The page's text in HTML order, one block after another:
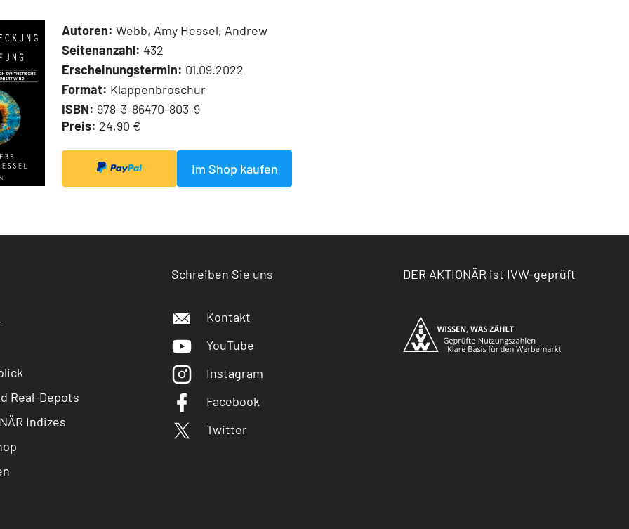
Autoren: Webb, Amy Hessel, Andrew
Seitenanzahl: 432
Erscheinungstermin: 01.09.2022
Format: Klappenbroschur
ISBN: 978-3-86470-803-9
Preis: 24,90 €
Im Shop kaufen
Real-Depots
Indizes
Schreiben Sie uns
Kontakt
YouTube
Instagram
Facebook
Twitter
DER AKTIONÄR ist IVW-geprüft